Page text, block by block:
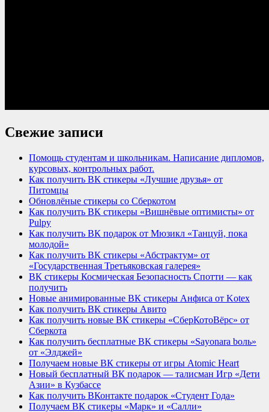
Свежие записи
Помощь студентам и школьникам. Написание дипломов,
курсовых, контрольных работ.
Как получить ВК стикеры «Лучшие друзья» от
Питомцы
Обновлёные стикеры со Сберкотом
Как получить ВК стикеры «Вишнёвые оптимисты» от
Pulpy
Как получить ВК подарок от Мюзикл «Танцуй, пока
молодой»
Как получить ВК стикеры «Абстрактум» от
«Государственная Третьяковская галерея»
ВК стикеры Космическая Безопасность Спотти — как
получить
Новые анимированные ВК стикеры Анфиса от Kotex
Как получить ВК стикеры Авито
Как получить новые ВК стикеры «СберКотоВёрс» от
Сберкота
Как получить бесплатные ВК стикеры «Sayonara bоль»
от «Элджей»
Получаем новые ВК стикеры от игры Atomic Heart
Новый бесплатный ВК подарок — талисман Игр «Дети
Азии» в Кузбассе
Как получить ВКонтакте подарок «Студент Года»
Получаем ВК стикеры «Марк» и «Салли»